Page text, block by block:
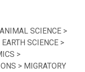
SCIENCE >
SCIENCE >
>
> MIGRATORY